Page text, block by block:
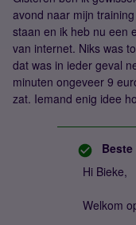
avond naar mijn
staan en ik heb nu een
van internet. Niks was
dat was in ieder geval
minuten ongeveer 9
zat. Iemand enig idee
Hi Bieke,
Welkom